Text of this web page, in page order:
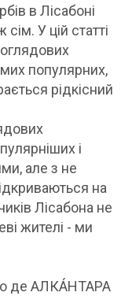
в Лісабоні
У цій статті
популярних,
рідкісний
і
але з не
на
Лісабона не
жителі - ми
де АЛКÁНТАРА